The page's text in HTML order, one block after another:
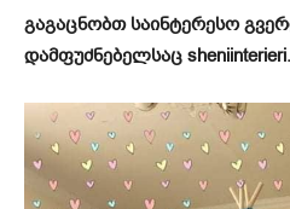
გაგაცნობთ საინტერესო
დამფუძნებელსაც